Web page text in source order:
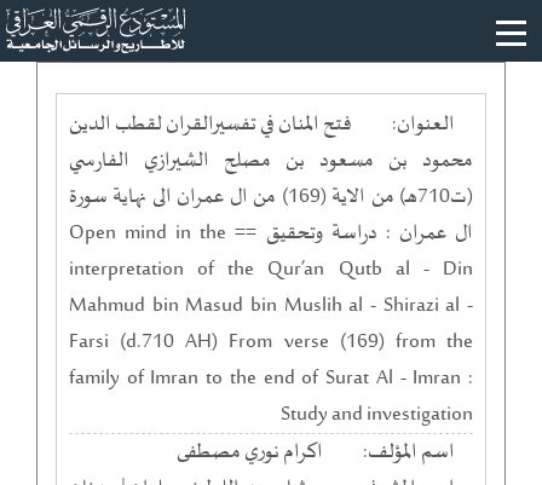
العنوان:
فتح المنان في تفسيرالقران لقطب الدين
محمود بن مسعود بن مصلح الشيرازي الفارسي
(ت710هـ) من الاية (169) من ال عمران الى نهاية سورة
ال عمران : دراسة وتحقيق == Open mind in the
interpretation of the Qur’an Qutb al - Din
Mahmud bin Masud bin Muslih al - Shirazi al -
Farsi (d.710 AH) From verse (169) from the
family of Imran to the end of Surat Al - Imran :
Study and investigation
اسم المؤلف:
اكرام نوري مصطفى